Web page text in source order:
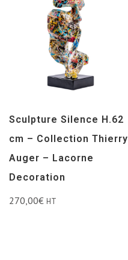
Sculpture Silence H.62
cm – Collection Thierry
Auger – Lacorne
Decoration
270,00€ HT